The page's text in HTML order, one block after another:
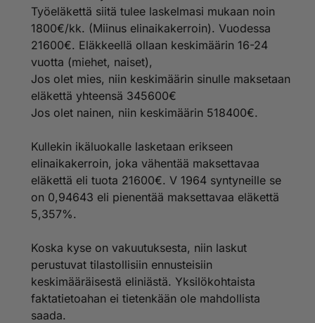
Työeläkettä siitä tulee laskelmasi mukaan noin
1800€/kk. (Miinus elinaikakerroin). Vuodessa
21600€. Eläkkeellä ollaan keskimäärin 16-24
vuotta (miehet, naiset),
Jos olet mies, niin keskimäärin sinulle maksetaan
eläkettä yhteensä 345600€
Jos olet nainen, niin keskimäärin 518400€.
Kullekin ikäluokalle lasketaan erikseen
elinaikakerroin, joka vähentää maksettavaa
eläkettä eli tuota 21600€. V 1964 syntyneille se
on 0,94643 eli pienentää maksettavaa eläkettä
5,357%.
Koska kyse on vakuutuksesta, niin laskut
perustuvat tilastollisiin ennusteisiin
keskimääräisestä eliniästä. Yksilökohtaista
faktatietoahan ei tietenkään ole mahdollista
saada.